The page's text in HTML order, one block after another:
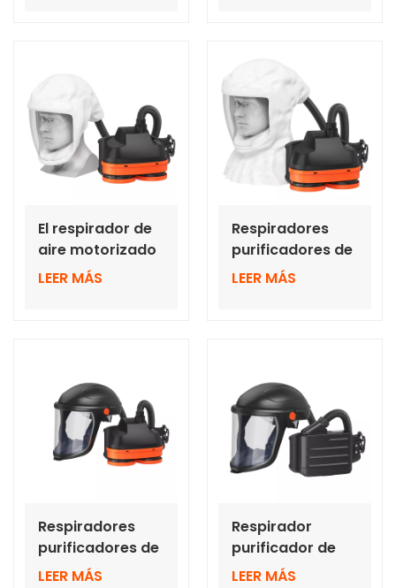
El respirador de
aire motorizado
más nuevo,
LEER MÁS
Respiradores
purificadores de
aire motorizados
LEER MÁS
Respiradores
purificadores de
aire motorizados
LEER MÁS
Respirador
purificador de
aire de presión
LEER MÁS